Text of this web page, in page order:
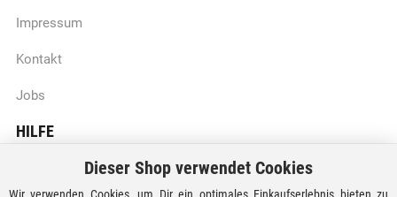
Impressum
Kontakt
Jobs
HILFE
Batteriegesetzhinweise
Dieser Shop verwendet Cookies